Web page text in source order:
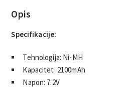
Opis
Specifikacije:
Tehnologija: Ni-MH
Kapacitet: 2100mAh
Napon: 7.2V